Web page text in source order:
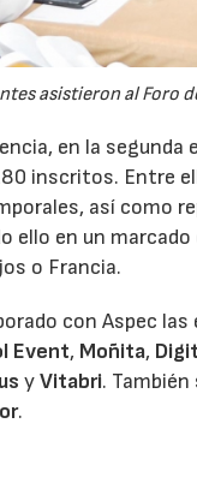
asistieron al Foro
en la segunda
inscritos. Entre
así como
en un
o Francia.
con Aspec las
Event, Moñita,
yVitabri.
.